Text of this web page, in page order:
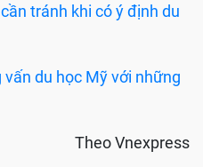
tránh khi có ý định du
du học Mỹ với những
Theo Vnexpress